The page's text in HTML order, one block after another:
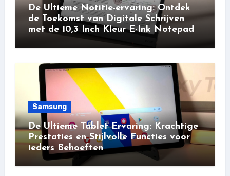
De Ultieme Notitie-ervaring: Ontdek
de Toekomst van Digitale Schrijven
met de 10,3 Inch Kleur E-Ink Notepad
Samsung
De Ultieme Tablet Ervaring: Krachtige
Prestaties en Stijlvolle Functies voor
ieders Behoeften